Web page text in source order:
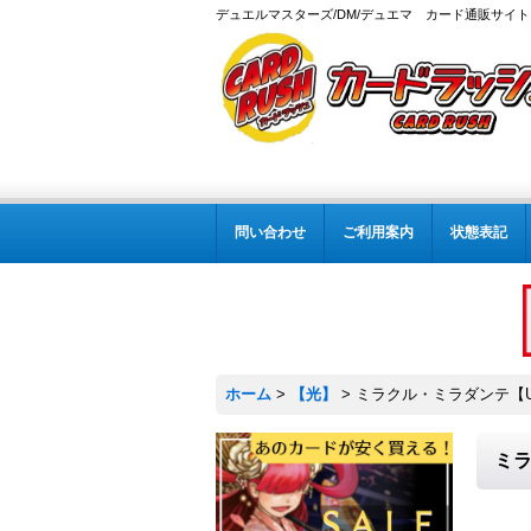
デュエルマスターズ/DM/デュエマ カード通販サイト
問い合わせ ご利用案内 状態表記
ホーム > 【光】 > ミラクル・ミラダンテ
ミ